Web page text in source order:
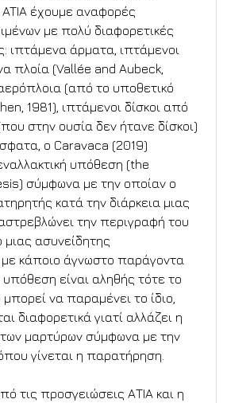
ATIA έχουμε αναφορές
με πολύ διαφορετικές
ιπτάμενα άρματα, ιπτάμενοι
πλοία (Vallée and Aubeck,
(από το υποθετικό
1981), ιπτάμενοι δίσκοι από
στην ουσία δεν ήτανε δίσκοι)
ο Caravaca (2019)
υπόθεση (the
σύμφωνα με την οποίαν ο
κατά την διάρκεια μιας
την περιγραφή του
ασυνείδητης
κάποιο άγνωστο παράγοντα
είναι αληθής τότε το
να παραμένει το ίδιο,
διαφορετικά γιατί αλλάζει η
των μαρτύρων σύμφωνα με την
γίνεται η παρατήρηση.
τις προσγειώσεις ΑΤΙΑ και η